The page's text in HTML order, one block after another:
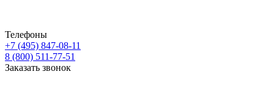
Телефоны
+7 (495) 847-08-11
8 (800) 511-77-51
Заказать звонок